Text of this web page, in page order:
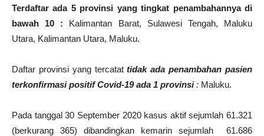
Terdaftar ada 5 provinsi yang tingkat penambahannya di
bawah 10 : Kalimantan Barat, Sulawesi Tengah, Maluku
Utara, Kalimantan Utara, Maluku.
Daftar provinsi yang tercatat tidak ada penambahan pasien
terkonfirmasi positif Covid-19 ada 1 provinsi: Maluku.
Pada tanggal 30 September 2020 kasus aktif sejumlah 61.321
(berkurang 365) dibandingkan kemarin sejumlah
61.686